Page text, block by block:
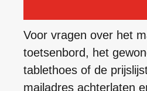
Voor vragen over het
toetsenbord, het
tablethoes of de
mailadres achterlaten